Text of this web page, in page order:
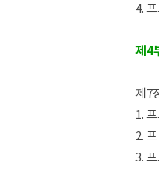
4.
제4
제7
1.
2.
3.